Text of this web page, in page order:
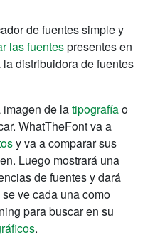
de fuentes simple y
las fuentespresentes en
distribuidora de fuentes
de latipografíao
WhatTheFont va a
y va a comparar sus
Luego mostrará una
de fuentes y dará
ve cada una como
para buscar en su
.